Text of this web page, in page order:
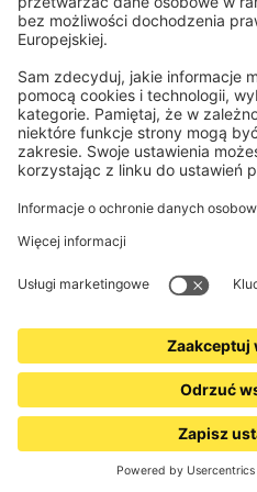
Partnerzy logistyczni
Informacje prawne
Prywatność i
Informacje o utylizacji baterii i
Warunki gwarancji
www.jalousiescout.de •
• www.domondo.fr •
© 2026 Schoenberger Germany
CON
TWÓJ